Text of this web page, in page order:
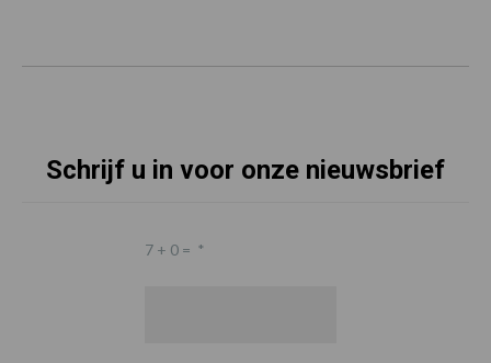
Schrijf u in voor onze nieuwsbrief
7 + 0 = *